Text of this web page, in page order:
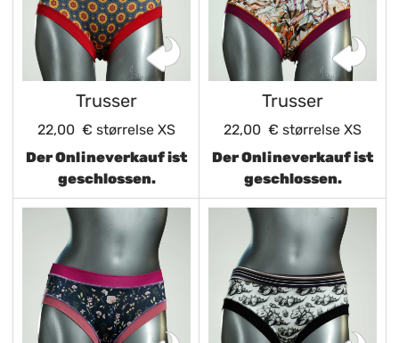
Trusser
22,00 € størrelse XS
Der Onlineverkauf ist
geschlossen.
Trusser
22,00 € størrelse XS
Der Onlineverkauf ist
geschlossen.